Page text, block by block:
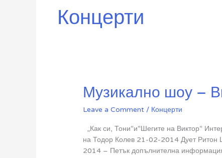
Концерти
Музикално шоу –
Leave a Comment / Концерти
„Как си, Тони“и“Шегите на Виктор“
на Тодор Колев 21-02-2014 Дует
2014 – Петък допълнителна